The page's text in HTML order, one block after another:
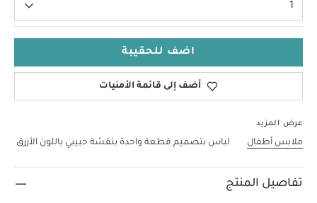
1
اضف للحقيبة
أضف إلى قائمة الأمنيات
عرض المزيد
ملابس أطفال لباس بتصميم قطعة واحدة بنقشة حبيبي باللون الأزرق
تفاصيل المنتج